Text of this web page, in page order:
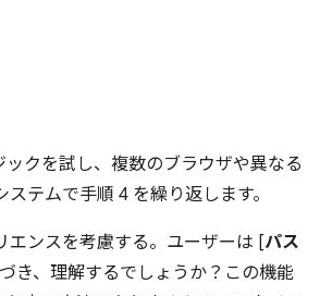
クを試し、複数のブラウザや異なる
テムで手順 4 を繰り返します。
エンスを考慮する。ユーザーは [パス
き、理解するでしょうか？この機能